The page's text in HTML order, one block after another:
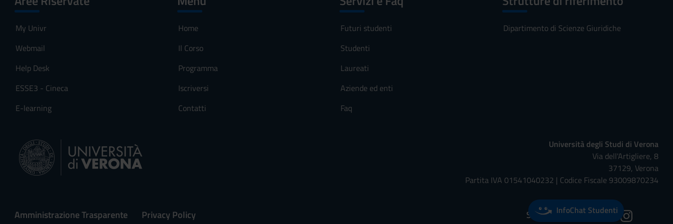
My Univr
Webmail
Help Desk
ESSE3 - Cineca
E-learning
Home
Il Corso
Programma
Iscriversi
Contatti
Futuri studenti
Studenti
Laureati
Aziende ed enti
Faq
Dipartimento di Scienze Giuridiche
Università degli Studi di Verona
Via dell'Artigliere, 8
37129, Verona
Partita IVA 01541040232 | Codice Fiscale 93009870234
Amministrazione Trasparente Privacy Policy Seguici su:InfoChat Studenti